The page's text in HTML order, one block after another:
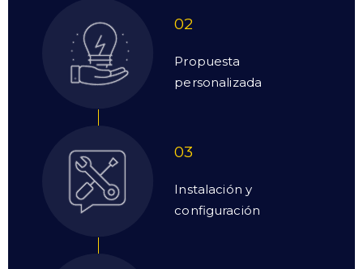
02
Propuesta
personalizada
03
Instalación y
configuración